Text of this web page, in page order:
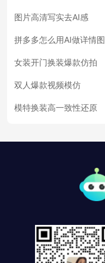
图片高清写实去AI感
拼多多怎么用AI做详情图
女装开门换装爆款仿拍
双人爆款视频模仿
模特换装高一致性还原